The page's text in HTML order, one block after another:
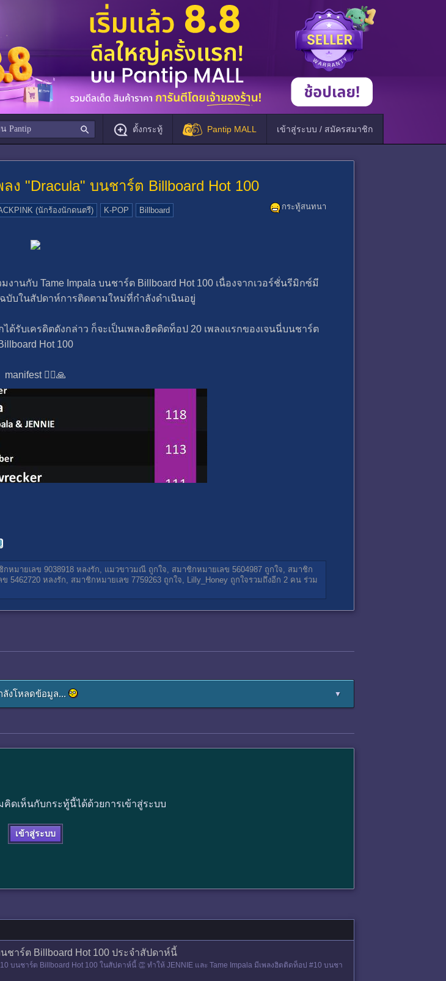
ตั้งกระทู้ Pantip MALL เข้าสู่ระบบ / สมัครสมาชิก
ง "Dracula" บนชาร์ต Billboard Hot 100
กระทู้สนทนา
(นักร้องนักดนตรี) K-POP Billboard
านกับ Tame Impala บนชาร์ต Billboard Hot 100 เนื่องจากเวอร์ชั่นรีมิกซ์มี
บับในสัปดาห์การติดตามใหม่ที่กำลังดำเนินอยู่
รับเครดิตดังกล่าว ก็จะเป็นเพลงฮิตติดท็อป 20 เพลงแรกของเจนนี่บนชาร์ต
Hot 100
manifest 🧘‍♀️🙏
กหมายเลข 9038918 หลงรัก, แมวขาวมณี ถูกใจ, สมาชิกหมายเลข 5604987 ถูกใจ, สมาชิก
5462720 หลงรัก, สมาชิกหมายเลข 7759263 ถูกใจ, Lilly_Honey ถูกใจรวมถึงอีก 2 คน ร่วม
ลังโหลดข้อมูล... ▼
ดเห็นกับกระทู้นี้ได้ด้วยการเข้าสู่ระบบ
เข้าสู่ระบบ
นชาร์ต Billboard Hot 100 ประจำสัปดาห์นี้
บนชาร์ต Billboard Hot 100 ในสัปดาห์นี้ 👏 ทำให้ JENNIE และ Tame Impala มีเพลงฮิตติดท็อป #10 บนชา